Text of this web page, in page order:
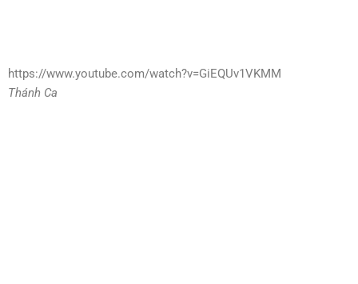
https://www.youtube.com/watch?v=GiEQUv1VKMM
Thánh Ca